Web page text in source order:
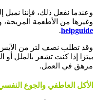
وعندما نفعل ذلك، فإننا نميل
وغيرها من الأطعمة
helpguide
.
وقد تطلب نصف لتر من الآيس
بيتزا إذا كنت تشعر بالملل أو
مرهق في العمل.
الأكل العاطفي والجوع